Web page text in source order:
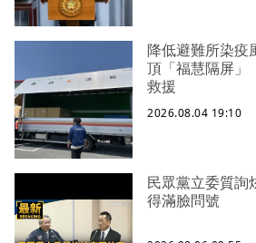
降低避難所染疫
頂「福慧隔屏
救援
2026.08.04 19:10
民眾黨立委質
得滿臉問號